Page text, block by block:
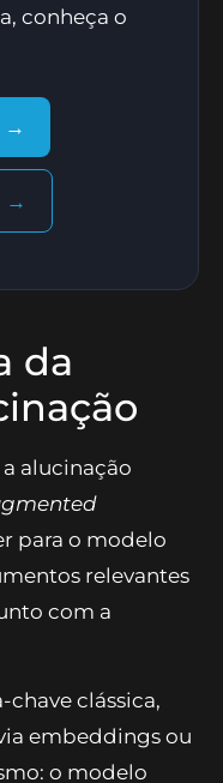
conheça o
→
→
da
alucinação
para o modelo
relevantes
com a
chave clássica,
embeddings ou
o modelo